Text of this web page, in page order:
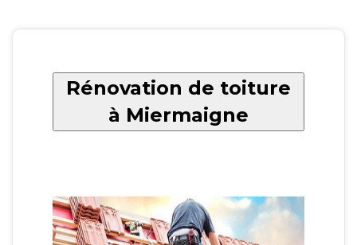
Rénovation de toiture
à Miermaigne